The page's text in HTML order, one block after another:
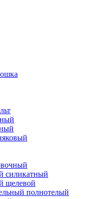
силикатный
щелевой
полнотелый